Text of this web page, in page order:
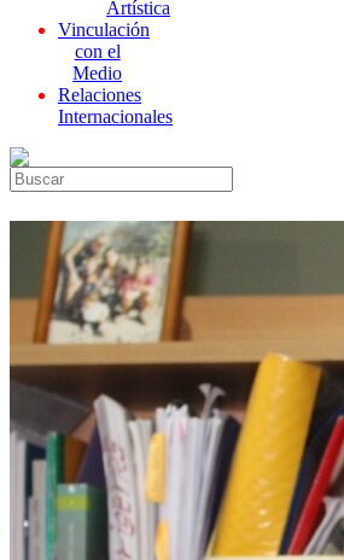
Artística
Vinculación
con el
Medio
Relaciones
Internacionales